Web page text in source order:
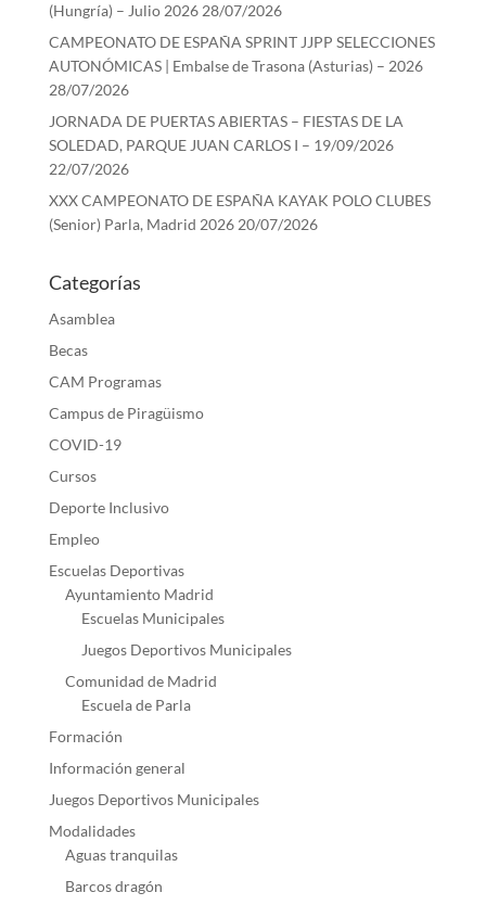
(Hungría) – Julio 2026 28/07/2026
CAMPEONATO DE ESPAÑA SPRINT JJPP SELECCIONES
AUTONÓMICAS | Embalse de Trasona (Asturias) – 2026
28/07/2026
JORNADA DE PUERTAS ABIERTAS – FIESTAS DE LA
SOLEDAD, PARQUE JUAN CARLOS I – 19/09/2026
22/07/2026
XXX CAMPEONATO DE ESPAÑA KAYAK POLO CLUBES
(Senior) Parla, Madrid 2026 20/07/2026
Categorías
Asamblea
Becas
CAM Programas
Campus de Piragüismo
COVID-19
Cursos
Deporte Inclusivo
Empleo
Escuelas Deportivas
Ayuntamiento Madrid
Escuelas Municipales
Juegos Deportivos Municipales
Comunidad de Madrid
Escuela de Parla
Formación
Información general
Juegos Deportivos Municipales
Modalidades
Aguas tranquilas
Barcos dragón